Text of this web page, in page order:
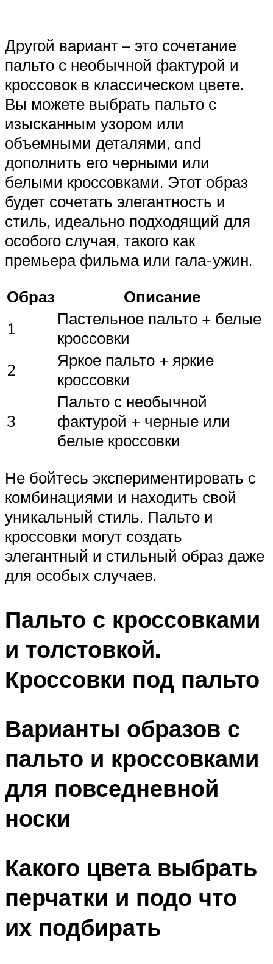
Другой вариант – это сочетание
пальто с необычной фактурой и
кроссовок в классическом цвете.
Вы можете выбрать пальто с
изысканным узором или
объемными деталями, and
дополнить его черными или
белыми кроссовками. Этот образ
будет сочетать элегантность и
стиль, идеально подходящий для
особого случая, такого как
премьера фильма или гала-ужин.
Образ
Описание
1
Пастельное пальто + белые
кроссовки
2
Яркое пальто + яркие
кроссовки
3
Пальто с необычной
фактурой + черные или
белые кроссовки
Не бойтесь экспериментировать с
комбинациями и находить свой
уникальный стиль. Пальто и
кроссовки могут создать
элегантный и стильный образ даже
для особых случаев.
Пальто с кроссовками
и толстовкой.
Кроссовки под пальто
Варианты образов с
пальто и кроссовками
для повседневной
носки
Какого цвета выбрать
перчатки и подо что
их подбирать